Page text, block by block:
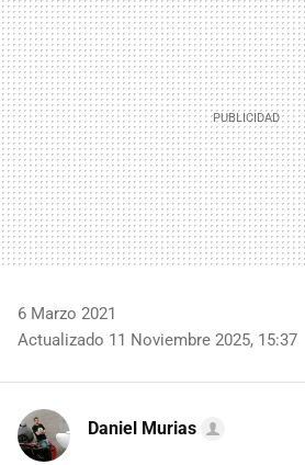
6 Marzo 2021
Actualizado 11 Noviembre 2025, 15:37
Daniel Murias